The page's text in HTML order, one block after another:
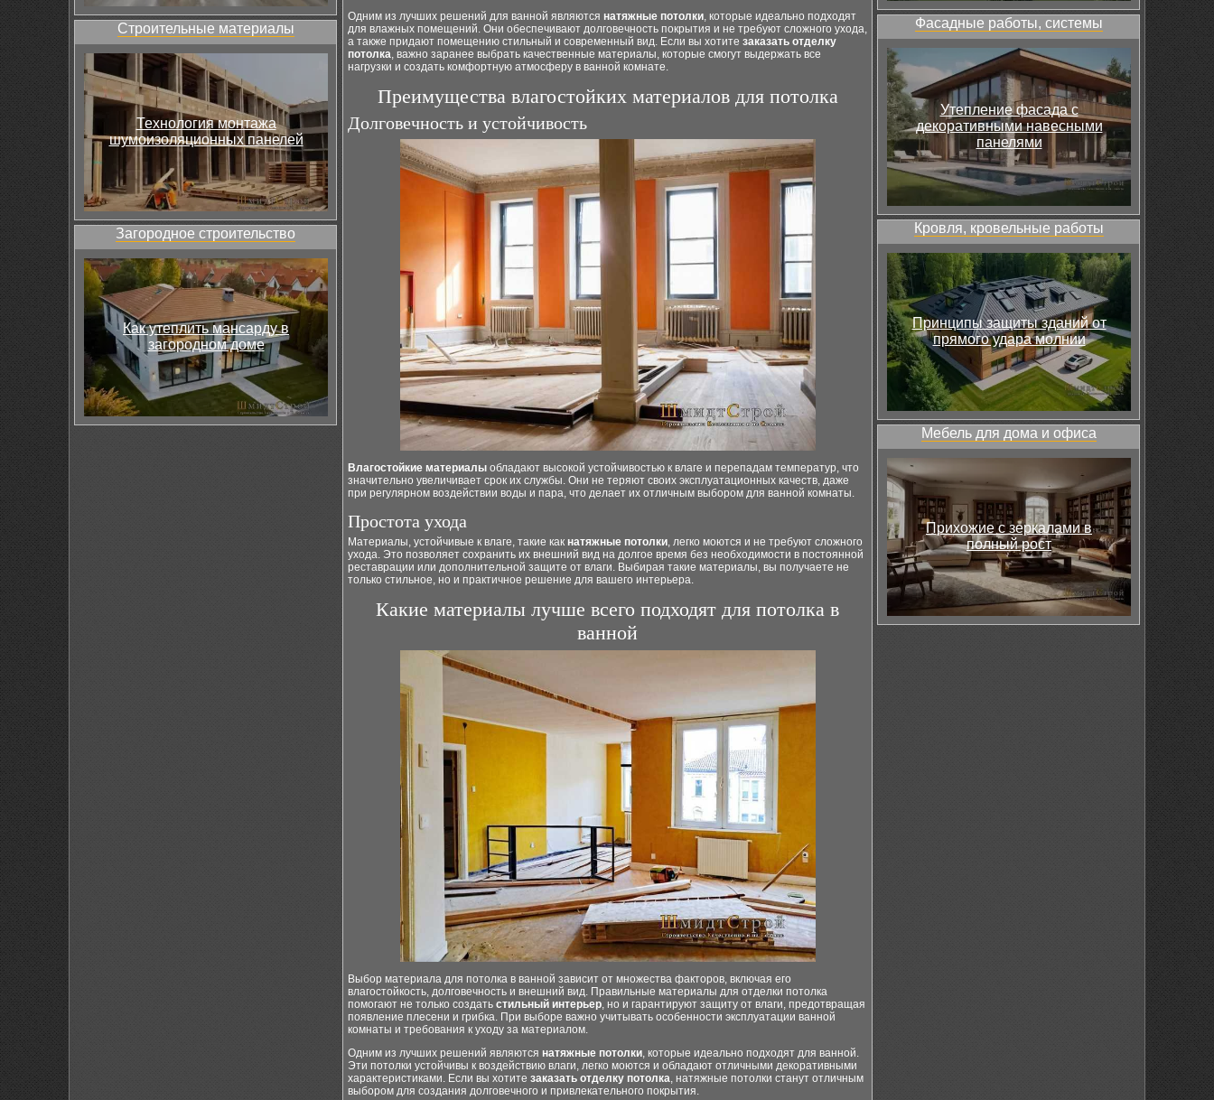
Строительные материалы
Технология монтажа
шумоизоляционных панелей
Загородное строительство
Как утеплить мансарду в
загородном доме
Одним из лучших решений для ванной являются натяжные потолки, которые идеально подходят
для влажных помещений. Они обеспечивают долговечность покрытия и не требуют сложного ухода,
а также придают помещению стильный и современный вид. Если вы хотите заказать отделку
потолка, важно заранее выбрать качественные материалы, которые смогут выдержать все
нагрузки и создать комфортную атмосферу в ванной комнате.
Преимущества влагостойких материалов для потолка
Долговечность и устойчивость
Влагостойкие материалы обладают высокой устойчивостью к влаге и перепадам температур, что
значительно увеличивает срок их службы. Они не теряют своих эксплуатационных качеств, даже
при регулярном воздействии воды и пара, что делает их отличным выбором для ванной комнаты.
Простота ухода
Материалы, устойчивые к влаге, такие как натяжные потолки, легко моются и не требуют сложного
ухода. Это позволяет сохранить их внешний вид на долгое время без необходимости в постоянной
реставрации или дополнительной защите от влаги. Выбирая такие материалы, вы получаете не
только стильное, но и практичное решение для вашего интерьера.
Какие материалы лучше всего подходят для потолка в
ванной
Выбор материала для потолка в ванной зависит от множества факторов, включая его
влагостойкость, долговечность и внешний вид. Правильные материалы для отделки потолка
помогают не только создать стильный интерьер, но и гарантируют защиту от влаги, предотвращая
появление плесени и грибка. При выборе важно учитывать особенности эксплуатации ванной
комнаты и требования к уходу за материалом.
Одним из лучших решений являются натяжные потолки, которые идеально подходят для ванной.
Эти потолки устойчивы к воздействию влаги, легко моются и обладают отличными декоративными
характеристиками. Если вы хотите заказать отделку потолка, натяжные потолки станут отличным
выбором для создания долговечного и привлекательного покрытия.
Фасадные работы, системы
Утепление фасада с
декоративными навесными
панелями
Кровля, кровельные работы
Принципы защиты зданий от
прямого удара молнии
Мебель для дома и офиса
Прихожие с зеркалами в
полный рост